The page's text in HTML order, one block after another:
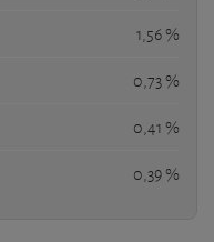
1,56 %
0,73 %
0,41 %
0,39 %